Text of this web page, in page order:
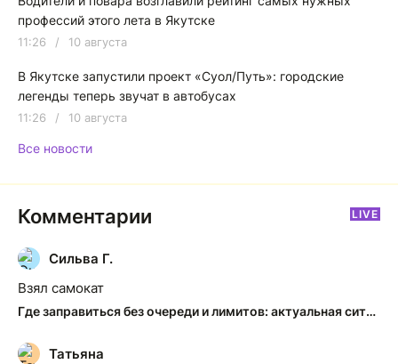
профессий этого лета в Якутске
11:26 / 10 августа
В Якутске запустили проект «Суол/Путь»: городские
легенды теперь звучат в автобусах
11:26 / 10 августа
Все новости
Комментарии LIVE
С
Сильва Г.
Взял самокат
Где заправиться без очереди и лимитов: актуальная ситуация на АЗС Якутска
Т
Татьяна